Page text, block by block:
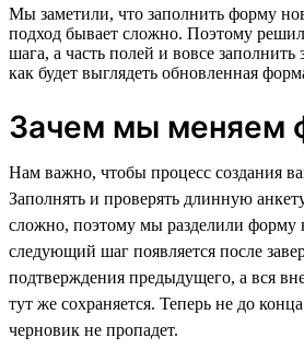
Мы заметили, что заполнить форму
подход бывает сложно. Поэтому
шага, а часть полей и вовсе заполнить
как будет выглядеть обновленная
Зачем мы меняем
Нам важно, чтобы процесс создания
Заполнять и проверять длинную
сложно, поэтому мы разделили
следующий шаг появляется после
подтверждения предыдущего, а вся
тут же сохраняется. Теперь не до
черновик не пропадет.